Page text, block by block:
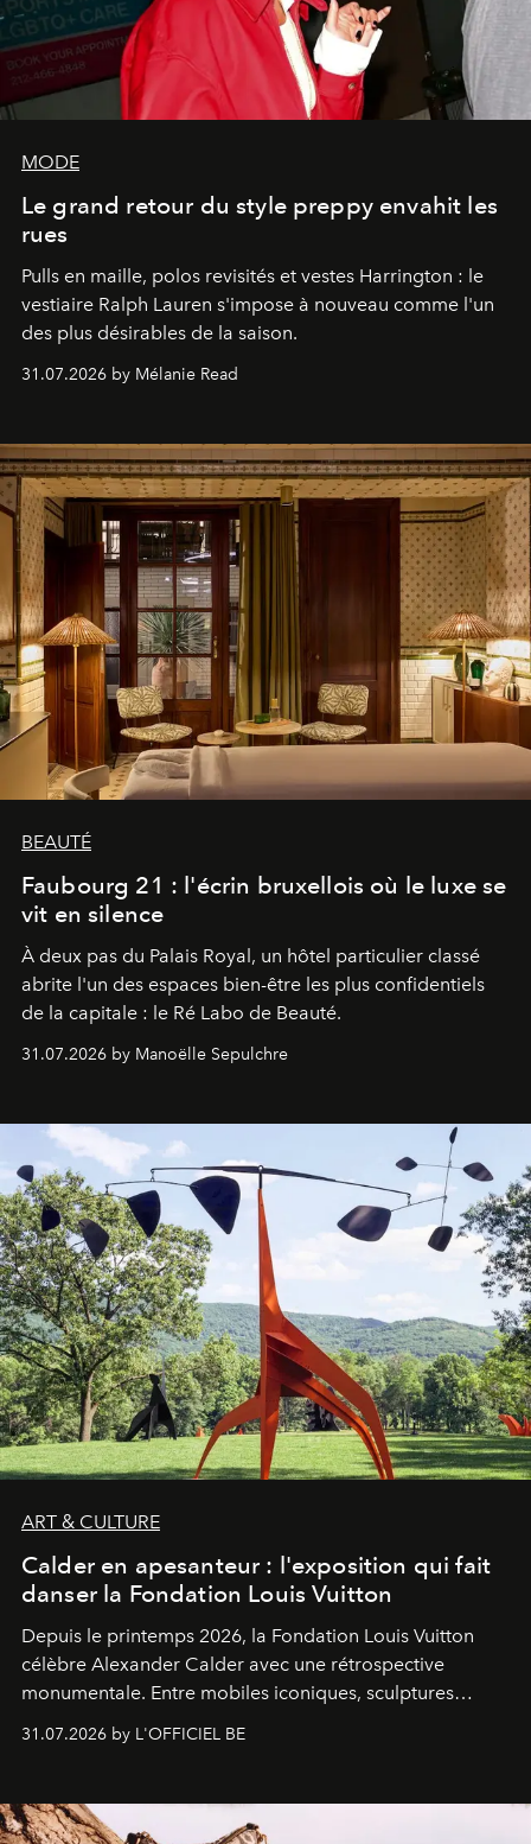
MODE
Le grand retour du style preppy envahit les
rues
Pulls en maille, polos revisités et vestes Harrington : le
vestiaire Ralph Lauren s'impose à nouveau comme l'un
des plus désirables de la saison.
31.07.2026 by Mélanie Read
BEAUTÉ
Faubourg 21 : l'écrin bruxellois où le luxe se
vit en silence
À deux pas du Palais Royal, un hôtel particulier classé
abrite l'un des espaces bien-être les plus confidentiels
de la capitale : le Ré Labo de Beauté.
31.07.2026 by Manoëlle Sepulchre
ART & CULTURE
Calder en apesanteur : l'exposition qui fait
danser la Fondation Louis Vuitton
Depuis le printemps 2026, la Fondation Louis Vuitton
célèbre Alexander Calder avec une rétrospective
monumentale. Entre mobiles iconiques, sculptures
monumentales et poésie du mouvement, l'artiste
américain investit les espaces imaginés par Frank Gehry
sculpture.
31.07.2026 by L'OFFICIEL BE